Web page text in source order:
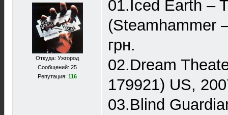
Откуда: Ужгород
Сообщений: 25
Репутация: 116
01.Iced Earth –
(Steamhammer
грн.
02.Dream
179921) US,
03.Blind